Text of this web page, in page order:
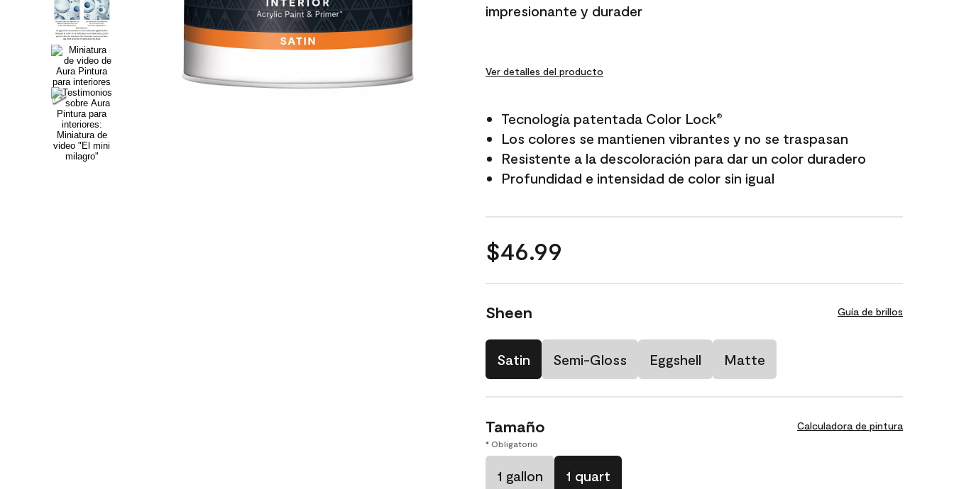
impresionante y durader
Ver detalles del producto
Tecnología patentada Color Lock®
Los colores se mantienen vibrantes y no se traspasan
Resistente a la descoloración para dar un color duradero
Profundidad e intensidad de color sin igual
$46.99
Sheen Guía de brillos
Satin Semi-Gloss Eggshell Matte
Tamaño Calculadora de pintura
* Obligatorio
1 gallon 1 quart